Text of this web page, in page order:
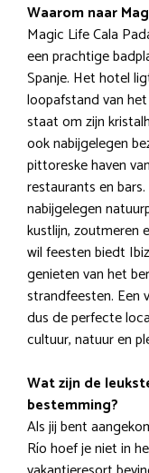
Waarom naar
Magic Life Cala
een prachtige
Spanje. Het hotel
loopafstand van
staat om zijn
ook nabijgelegen
pittoreske haven
restaurants en
nabijgelegen
kustlijn, zoutmeren
wil feesten biedt
genieten van het
strandfeesten. Een
dus de perfecte
cultuur, natuur en
Wat zijn de
bestemming?
Als jij bent
Río hoef je niet in